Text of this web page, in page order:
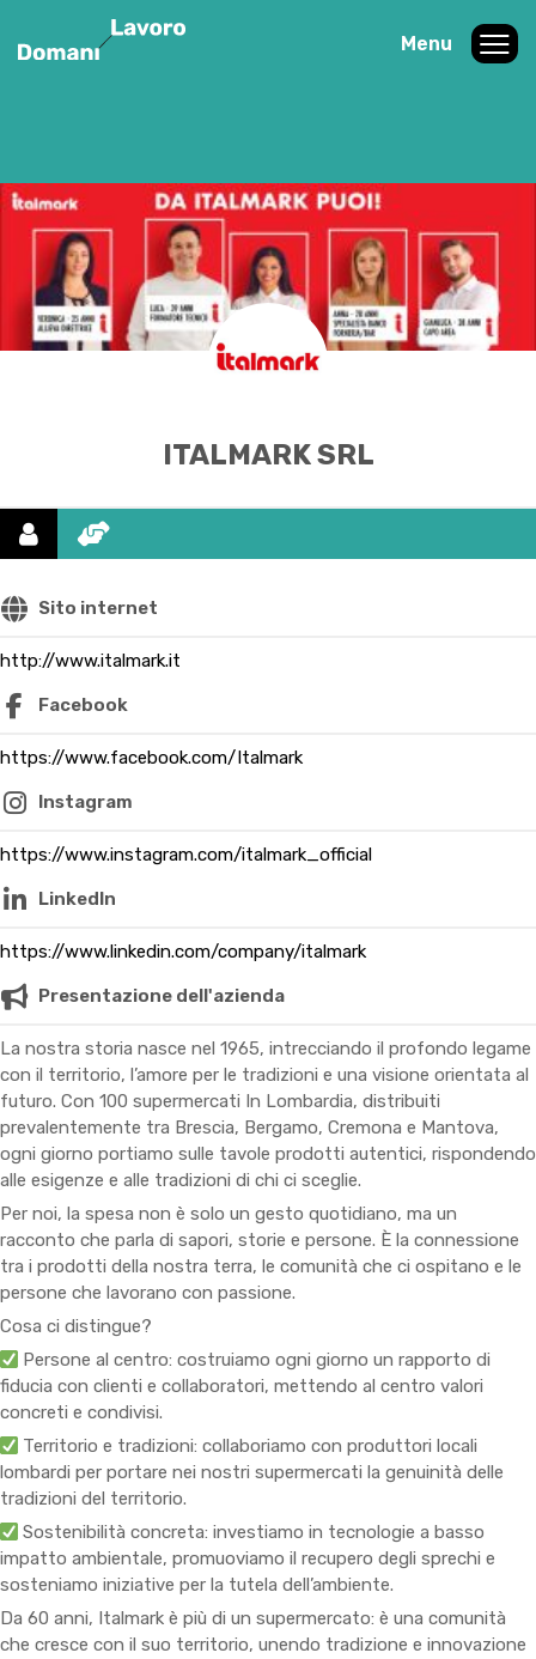
Menu
ITALMARK SRL
Sito internet
http://www.italmark.it
Facebook
https://www.facebook.com/Italmark
Instagram
https://www.instagram.com/italmark_official
LinkedIn
https://www.linkedin.com/company/italmark
Presentazione dell'azienda
La nostra storia nasce nel 1965, intrecciando il profondo legame
con il territorio, l’amore per le tradizioni e una visione orientata al
futuro. Con 100 supermercati In Lombardia, distribuiti
prevalentemente tra Brescia, Bergamo, Cremona e Mantova,
ogni giorno portiamo sulle tavole prodotti autentici, rispondendo
alle esigenze e alle tradizioni di chi ci sceglie.
Per noi, la spesa non è solo un gesto quotidiano, ma un
racconto che parla di sapori, storie e persone. È la connessione
tra i prodotti della nostra terra, le comunità che ci ospitano e le
persone che lavorano con passione.
Cosa ci distingue?
Persone al centro: costruiamo ogni giorno un rapporto di
fiducia con clienti e collaboratori, mettendo al centro valori
concreti e condivisi.
Territorio e tradizioni: collaboriamo con produttori locali
lombardi per portare nei nostri supermercati la genuinità delle
tradizioni del territorio.
Sostenibilità concreta: investiamo in tecnologie a basso
impatto ambientale, promuoviamo il recupero degli sprechi e
sosteniamo iniziative per la tutela dell’ambiente.
Da 60 anni, Italmark è più di un supermercato: è una comunità
che cresce con il suo territorio, unendo tradizione e innovazione